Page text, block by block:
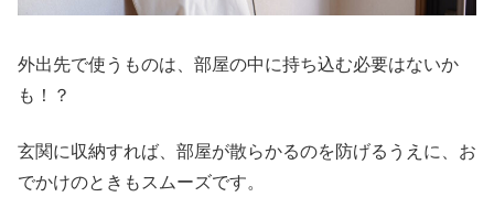
外出先で使うものは、部屋の中に持ち込む必要はないか
も！？
玄関に収納すれば、部屋が散らかるのを防げるうえに、お
でかけのときもスムーズです。